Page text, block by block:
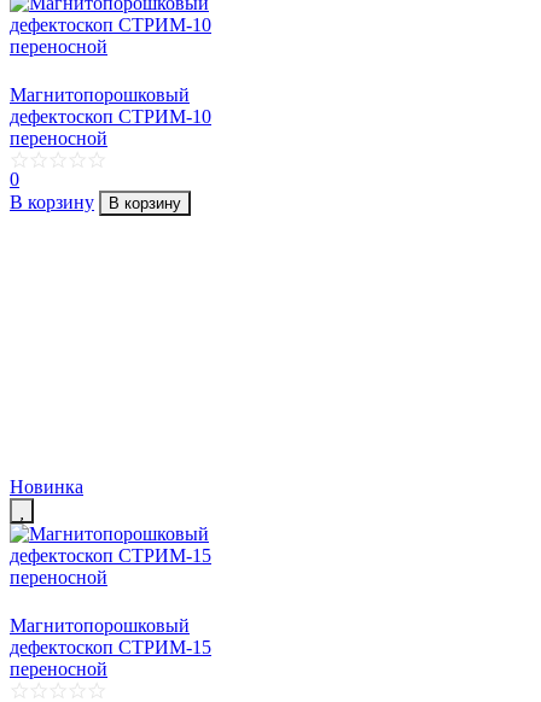
Магнитопорошковый
дефектоскоп СТРИМ-10
переносной
0
В корзину
В корзину
Новинка
Магнитопорошковый
дефектоскоп СТРИМ-15
переносной